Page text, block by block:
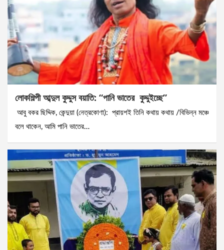
লোকশিল্পী আব্দুল কুদ্দুস বয়াতি: “পানি ভাতের কুদ্দুইচ্ছে”
আবু বকর ছিদ্দিক, কেন্দুয়া (নেত্রকোণা): প্রায়শই তিনি কথায় কথায় /বিভিন্ন মঞ্চে
বলে থাকেন, আমি পানি ভাতের…